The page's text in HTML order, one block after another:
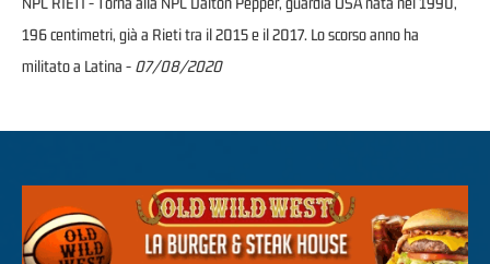
196 centimetri, già a Rieti tra il 2015 e il 2017. Lo scorso anno ha
militato a Latina - 07/08/2020